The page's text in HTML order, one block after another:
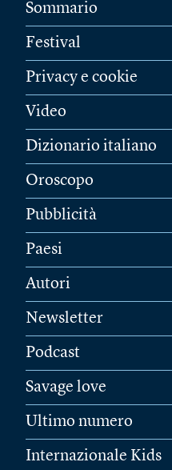
Sommario
Festival
Privacy e cookie
Video
Dizionario italiano
Oroscopo
Pubblicità
Paesi
Autori
Newsletter
Podcast
Savage love
Ultimo numero
Internazionale Kids